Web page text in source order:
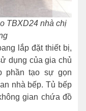
TBXD24 nhà chị
lắp đặt thiết bị,
dụng của gia chủ
phần tạo sự gọn
nhà bếp. Tủ bếp
gian chứa đồ